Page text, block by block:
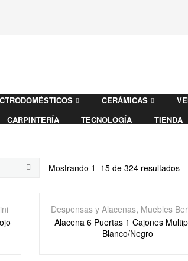
CERÁMICAS
CARPINTERÍA TECNOLOGÍA TIENDA
Mostrando 1–15 de 324 resultados
Despensas y Alacenas, Muebles
Alacena 6 Puertas 1 Cajones
Blanco/Negro